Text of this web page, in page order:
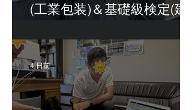
(工業包装)＆基礎級検定(建
4 日前